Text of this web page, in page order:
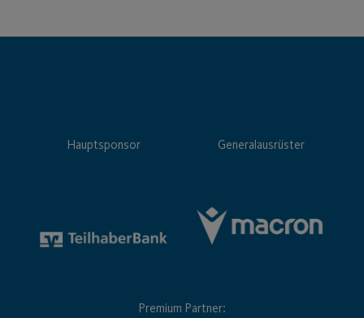
Hauptsponsor Generalausrüster
Premium Partner: